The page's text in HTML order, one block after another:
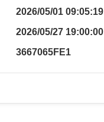
2026/05/01 09:05:19
2026/05/27 19:00:00
3667065FE1